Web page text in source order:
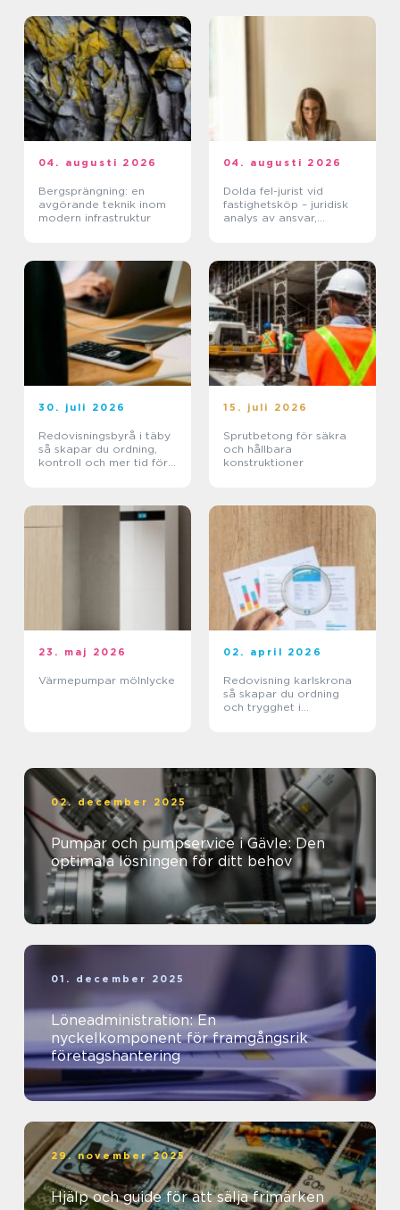
04. augusti 2026
Bergsprängning: en
avgörande teknik inom
modern infrastruktur
04. augusti 2026
Dolda fel-jurist vid
fastighetsköp – juridisk
analys av ansvar,
30. juli 2026
Redovisningsbyrå i täby
så skapar du ordning,
kontroll och mer tid för
15. juli 2026
Sprutbetong för säkra
och hållbara
konstruktioner
23. maj 2026
Värmepumpar mölnlycke
02. april 2026
Redovisning karlskrona
så skapar du ordning
och trygghet i
02. december 2025
Pumpar och pumpservice i Gävle: Den
optimala lösningen för ditt behov
01. december 2025
Löneadministration: En
nyckelkomponent för framgångsrik
företagshantering
29. november 2025
Hjälp och guide för att sälja frimärken